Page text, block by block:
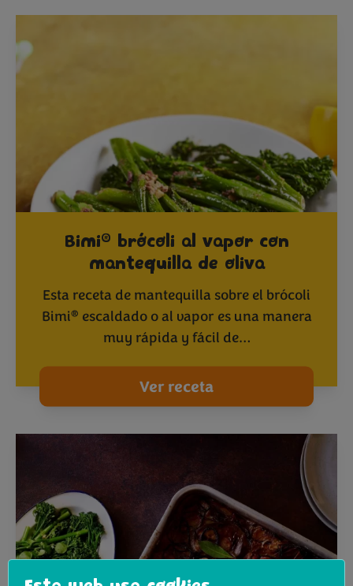
Bimi® brócoli al vapor con
mantequilla de oliva
Esta receta de mantequilla sobre el brócoli
Bimi® escaldado o al vapor es una manera
muy rápida y fácil de…
Ver receta